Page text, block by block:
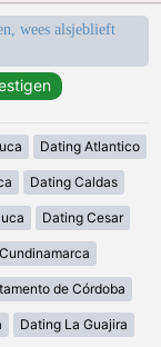
wees alsjeblieft
Dating Atlantico
Dating Caldas
Dating Cesar
de Córdoba
Dating La Guajira